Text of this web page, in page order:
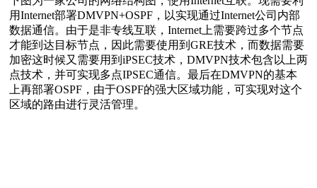
用Internet部署DMVPN+OSPF，以实现通过Internet公司内部
数据通信。由于是非专线互联，Internet上需要跨过多个节点
才能到达目标节点，因此需要使用到GRE技术，而数据需要
加密这时候又需要用到iPSEC技术，DMVPN技术包含以上两
点技术，并可实现多点IPSEC通信。最后在DMVPN的基本
上再部署OSPF，由于OSPF的强大区域功能，可实现对这个
区域的路由进行灵活管理。